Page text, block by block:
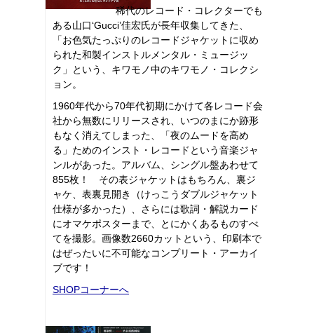
稀代のレコード・コレクターでも
ある山口‘Gucci’佳宏氏が長年収集してきた、
「お色気たっぷりのレコードジャケットに収め
られた和製インストルメンタル・ミュージッ
ク」という、キワモノ中のキワモノ・コレクシ
ョン。
1960年代から70年代初期にかけて各レコード会
社から無数にリリースされ、いつのまにか跡形
もなく消えてしまった、「夜のムードを高め
る」ためのインスト・レコードという音楽ジャ
ンルがあった。アルバム、シングル盤あわせて
855枚！ その表ジャケットはもちろん、裏ジ
ャケ、表裏見開き（けっこうダブルジャケット
仕様が多かった）、さらには歌詞・解説カード
にオマケポスターまで、とにかくあるものすべ
てを撮影。画像数2660カットという、印刷本で
はぜったいに不可能なコンプリート・アーカイ
ブです！
SHOPコーナーへ